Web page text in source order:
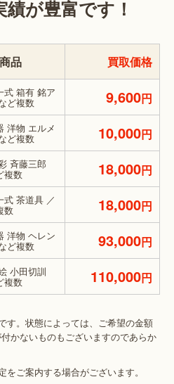
が豊富です！
品 買取価格
式 箱有 銘ア
ど複数 9,600円
洋物 エルメ
ど複数 10,000円
斉藤三郎
複数 18,000円
式 茶道具 ／
数 18,000円
洋物 ヘレン
ど複数 93,000円
小田切訓
複数 110,000円
す。状態によっては、ご希望の金額
かないものもございますのであらか
ご案内する場合がございます。